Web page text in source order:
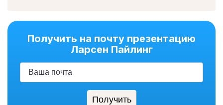
Получить на почту презентацию
Ларсен Пайлинг